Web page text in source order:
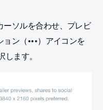
ソルを合わせ、プレビ
ン（•••）アイコンを
します。